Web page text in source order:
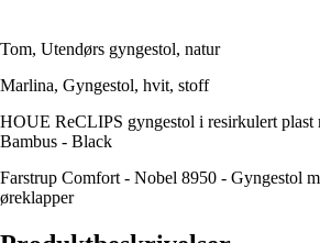
Tom, Utendørs gyngestol, natur
Marlina, Gyngestol, hvit, stoff
HOUE ReCLIPS gyngestol i resirkulert plast
Bambus - Black
Farstrup Comfort - Nobel 8950 - Gyngestol
øreklapper